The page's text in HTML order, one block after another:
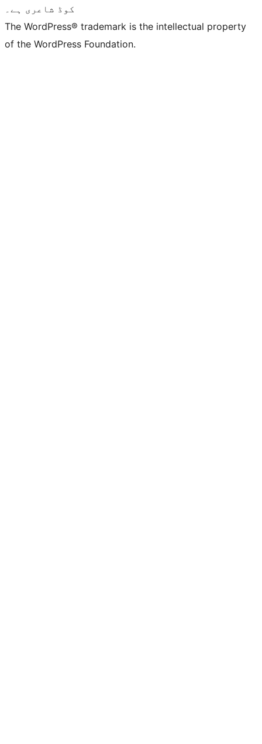
کوڈ شاعری ہے۔
The WordPress® trademark is the intellectual property
of the WordPress Foundation.